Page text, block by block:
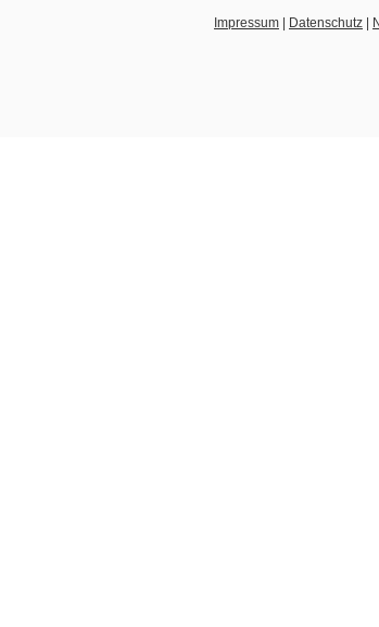
Impressum
Datenschutz